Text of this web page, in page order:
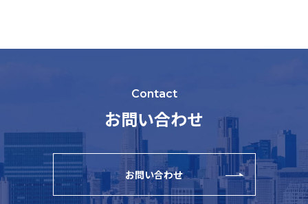
Contact
お問い合わせ
お問い合わせ